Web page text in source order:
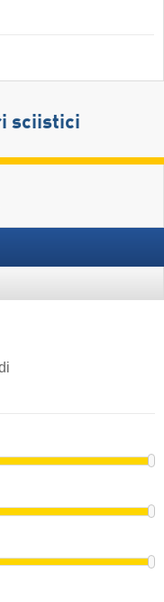
sciistici